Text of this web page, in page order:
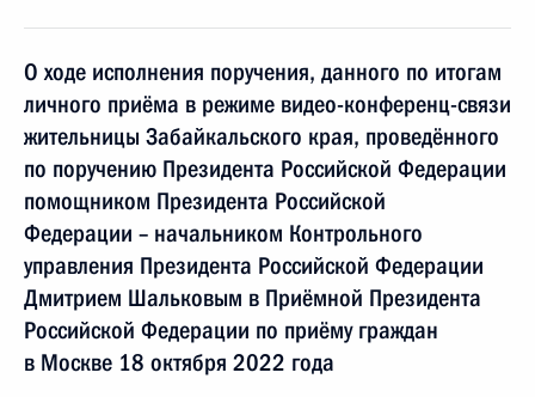
О ходе исполнения поручения, данного по итогам
личного приёма в режиме видео-конференц-связи
жительницы Забайкальского края, проведённого
по поручению Президента Российской Федерации
помощником Президента Российской
Федерации – начальником Контрольного
управления Президента Российской Федерации
Дмитрием Шальковым в Приёмной Президента
Российской Федерации по приёму граждан
в Москве 18 октября 2022 года